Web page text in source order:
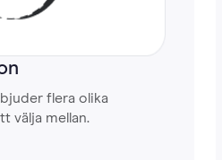
flera olika
välja mellan.